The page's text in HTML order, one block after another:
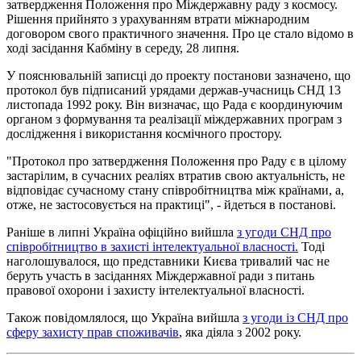
затвердження Положення про Міждержавну раду з космосу.
Рішення прийнято з урахуванням втрати міжнародним
договором свого практичного значення. Про це стало відомо в
ході засідання Кабміну в середу, 28 липня.
У пояснювальній записці до проекту постанови зазначено, що
протокол був підписаний урядами держав-учасниць СНД 13
листопада 1992 року. Він визначає, що Рада є координуючим
органом з формування та реалізації міждержавних програм з
дослідження і використання космічного простору.
"Протокол про затвердження Положення про Раду є в цілому
застарілим, в сучасних реаліях втратив свою актуальність, не
відповідає сучасному стану співробітництва між країнами, а,
отже, не застосовується на практиці", - йдеться в постанові.
Раніше в липні Україна офіційно вийшла з угоди СНД про
співробітництво в захисті інтелектуальної власності. Тоді
наголошувалося, що представники Києва тривалий час не
беруть участь в засіданнях Міждержавної ради з питань
правової охорони і захисту інтелектуальної власності.
Також повідомлялося, що Україна вийшла з угоди із СНД про
сферу захисту прав споживачів, яка діяла з 2002 року.